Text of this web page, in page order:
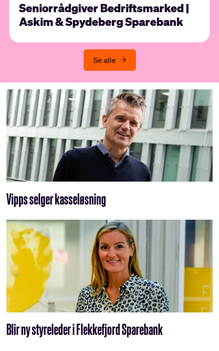
Seniorrådgiver Bedriftsmarked |
Askim & Spydeberg Sparebank
Se alle
Vipps selger kasseløsning
Blir ny styreleder i Flekkefjord Sparebank